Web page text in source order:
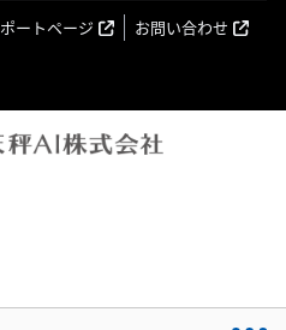
徹底分解解説プロンプト＝
勉強での挫折とか後悔って
いますか？大人になって、
と思い出すことってありませ
う、ある種の幽霊のように
てくる未練。 ・高校は
世紀もの間、苦手は解消さ
。 ・ここで、数学が苦手だ
ートページ
お問い合わせ